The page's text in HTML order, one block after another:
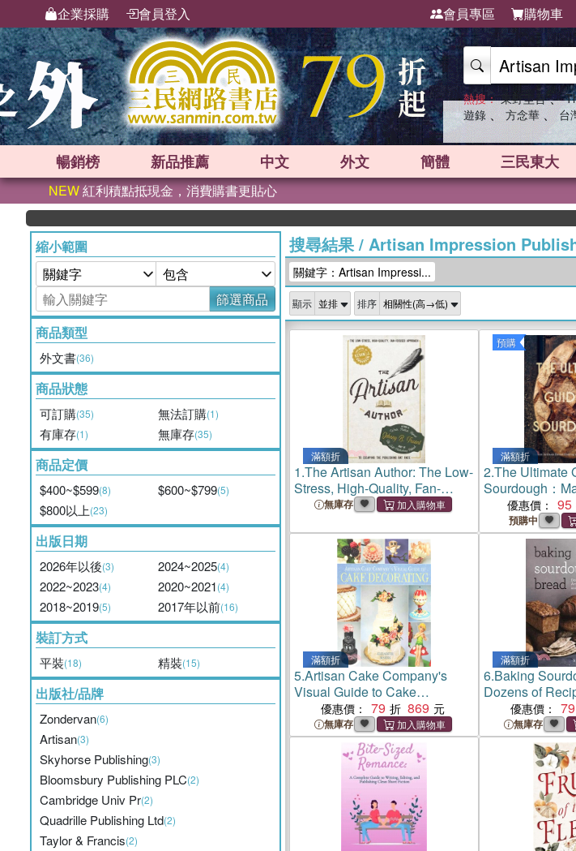
企業採購 會員登入 會員專區 購物車
熱搜： 東野圭吾 、
遊錄 、 方念華 、 台
暢銷榜 新品推薦 中文 外文 簡體 三民東大
NEW紅利積點抵現金，消費購書更貼心
縮小範圍
篩選商品
商品類型
外文書(36)
商品狀態
可訂購(35) 無法訂購(1)
有庫存(1) 無庫存(35)
商品定價
$400~$599(8) $600~$799(5)
$800以上(23)
出版日期
2026年以後(3) 2024~2025(4)
2022~2023(4) 2020~2021(4)
2018~2019(5) 2017年以前(16)
裝訂方式
平裝(18) 精裝(15)
出版社/品牌
Zondervan(6)
Artisan(3)
Skyhorse Publishing(3)
Bloomsbury Publishing PLC(2)
Cambridge Univ Pr(2)
Quadrille Publishing Ltd(2)
Taylor & Francis(2)
搜尋結果/ Artisan Impression
關鍵字：Artisan Impressi...
顯示 排序
滿額折
1.The Artisan Author: The Low-
Stress, High-Quality, Fan-
Focused Approach to
Race
無庫存
預購
滿額折
2.The Ultimate
Sourdough：
Bread Baking
優惠價： 95
預購中
滿額折
5.Artisan Cake Company's
Visual Guide to Cake
Decorating
優惠價： 79 869
無庫存
滿額折
6.Baking
Dozens of
Loaves,
Breads
優惠價： 79
無庫存